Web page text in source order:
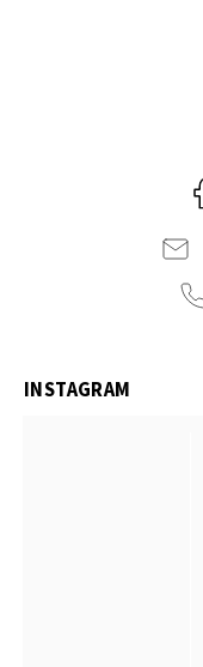
INSTAGRAM